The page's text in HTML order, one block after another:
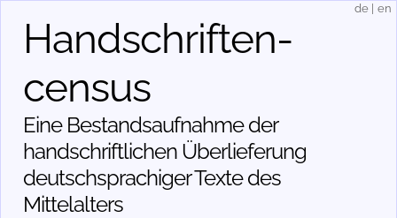
Handschriften­
census
Eine Bestandsaufnahme der
handschriftlichen Über­lieferung
deutschsprachiger Texte des
Mittelalters
de en